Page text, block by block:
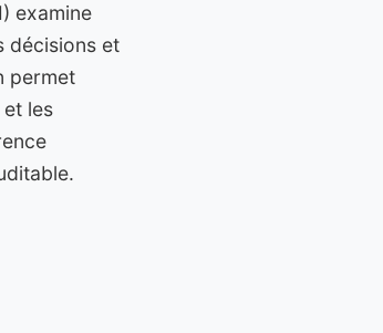
examine
décisions et
permet
les